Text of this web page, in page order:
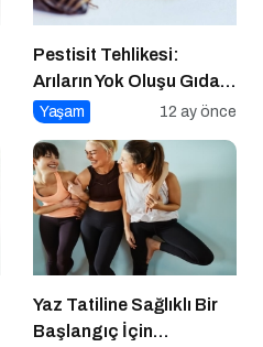
Pestisit Tehlikesi:
Arıların Yok Oluşu Gıda
Zincirini Çökertiyor!
Yaşam 12 ay önce
Yaz Tatiline Sağlıklı Bir
Başlangıç İçin